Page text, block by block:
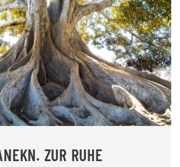
ZUR RUHE